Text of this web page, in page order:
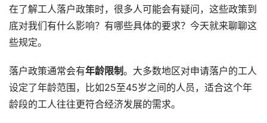
在了解工人落户政策时，很多人可能会有疑问，这些政策到
底对我们有什么影响？有哪些具体的要求？今天就来聊聊这
些规定。
落户政策通常会有年龄限制。大多数地区对申请落户的工人
设定了年龄范围，比如25至45岁之间的人员，适合这个年
龄段的工人往往更符合经济发展的需求。